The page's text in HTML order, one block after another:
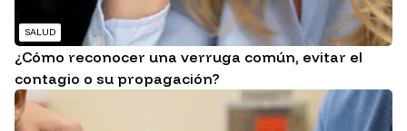
SALUD
¿Cómo reconocer una verruga común, evitar el
contagio o su propagación?